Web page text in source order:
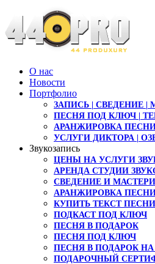
О нас
Новости
Портфолио
ЗАПИСЬ | СВЕДЕНИЕ |
ПЕСНЯ ПОД КЛЮЧ |
АРАНЖИРОВКА
УСЛУГИ ДИКТОРА |
Звукозапись
ЦЕНЫ НА УСЛУГИ
АРЕНДА СТУДИИ
СВЕДЕНИЕ И
АРАНЖИРОВКА
КУПИТЬ ТЕКСТ ПЕСНИ
ПОДКАСТ ПОД КЛЮЧ
ПЕСНЯ В ПОДАРОК
ПЕСНЯ ПОД КЛЮЧ
ПЕСНЯ В ПОДАРОК
ПОДАРОЧНЫЙ